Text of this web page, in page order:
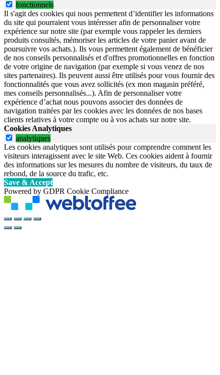
fonctionnels
Il s'agit des cookies qui nous permettent d’identifier les informations
du site qui pourraient vous intéresser afin de personnaliser votre
expérience sur notre site (par exemple vous rappeler les derniers
produits consultés, mémoriser les articles de votre panier avant de
poursuivre vos achats.). Ils vous permettent également de bénéficier
de nos conseils personnalisés et d'offres promotionnelles en fonction
de votre origine de navigation (par exemple si vous venez de nos
sites partenaires). Ils peuvent aussi être utilisés pour vous fournir des
fonctionnalités que vous avez sollicités (ex mon magasin préféré,
mes conseils personnalisés...). Afin de personnaliser votre
expérience d’achat nous pouvons associer des données de
navigation traitées par les cookies avec les données de nos bases
clients relatives à votre compte ou à vos achats sur notre site.
Cookies Analytiques
analytiques
Les cookies analytiques sont utilisés pour comprendre comment les
visiteurs interagissent avec le site Web. Ces cookies aident à fournir
des informations sur les mesures du nombre de visiteurs, du taux de
rebond, de la source du trafic, etc.
Save & Accept
Powered by GDPR Cookie Compliance